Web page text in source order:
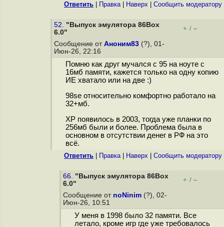
Ответить Правка| Наверх Cообщить модератору
52. "Выпуск эмулятора 86Box
6.0"
+ / –
Сообщение от Аноним83 (?), 01-
Июн-26, 22:16
Помню как друг мучался с 95 на ноуте с
16мб памяти, кажется только на одну копию
ИЕ хватало или на две :)
98se относительно комфортно работало на
32+мб.
ХР появилось в 2003, тогда уже планки по
256мб были и более. Проблема была в
основном в отсутствии денег в РФ на это
всё.
Ответить Правка| Наверх Cообщить модератору
66. "Выпуск эмулятора 86Box
6.0"
+ / –
Сообщение от noNinim (?), 02-
Июн-26, 10:51
У меня в 1998 было 32 памяти. Все
летало, кроме игр где уже требовалось